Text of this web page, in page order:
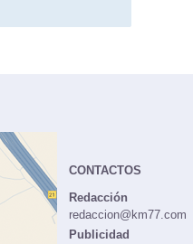
CONTACTOS
Redacción
redaccion@km77.com
Publicidad